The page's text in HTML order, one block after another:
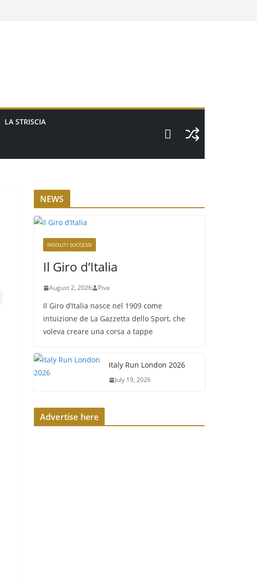
LA STRISCIA
NEWS
INSOLITI SUCCESSI
Il Giro d’Italia
August 2, 2026 Piva
Il Giro d’Italia nasce nel 1909 come
intuizione de La Gazzetta dello Sport, che
voleva creare una corsa a tappe
Italy Run London 2026
July 19, 2026
Advertise here